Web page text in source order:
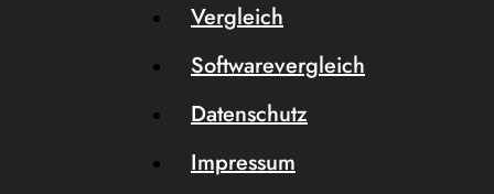
Vergleich
Softwarevergleich
Datenschutz
Impressum